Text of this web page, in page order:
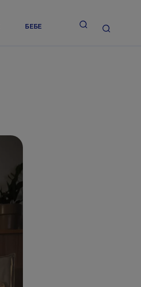
БЕБЕ